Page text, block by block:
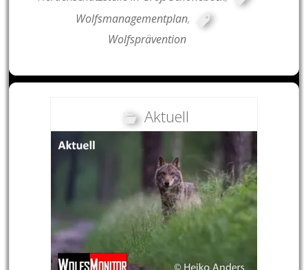
Wolfsmanagementplan,
Wolfsprävention
Aktuell